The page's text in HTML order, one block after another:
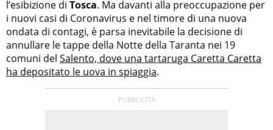
l’esibizione di Tosca. Ma davanti alla preoccupazione per
i nuovi casi di Coronavirus e nel timore di una nuova
ondata di contagi, è parsa inevitabile la decisione di
annullare le tappe della Notte della Taranta nei 19
comuni del Salento, dove una tartaruga Caretta Caretta
ha depositato le uova in spiaggia.